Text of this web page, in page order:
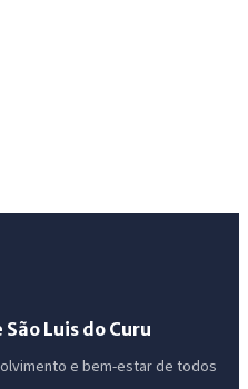
Luis do Curu
e bem-estar de todos